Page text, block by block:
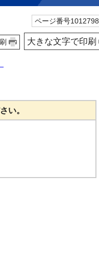
ページ番号1012798
大きな文字で印刷
い。